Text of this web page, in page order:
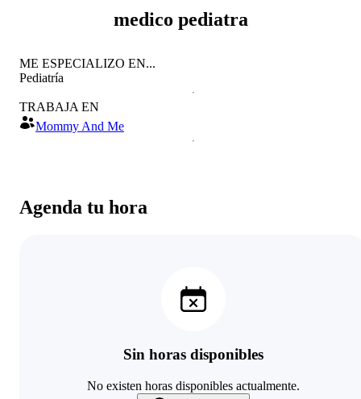
medico pediatra
Agenda tu hora
Sin horas disponibles
No existen horas disponibles actualmente.
ME ESPECIALIZO EN...
Pediatría
TRABAJA EN
Mommy And Me